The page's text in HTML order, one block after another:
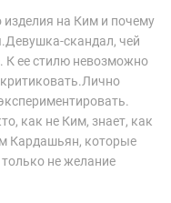
на Ким и почему
скандал, чей
К ее стилю невозможно
как не Ким, знает, как
Кардашьян, которые
не желание